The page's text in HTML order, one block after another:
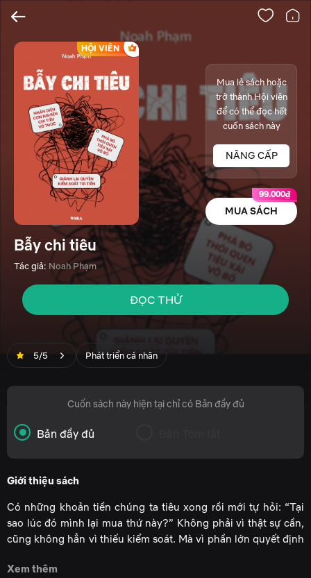
HỘI VIÊN
Mua lẻ sách hoặc
trở thành Hội viên
để có thể đọc hết
cuốn sách này
NÂNG CẤP
MUA SÁCH
99.000₫
Bẫy chi tiêu
Tác giả: Noah Phạm
ĐỌC THỬ
5/5 Phát triển cá nhân
Cuốn sách này hiện tại chỉ có Bản đầy đủ
Bản đầy đủ
Giới thiệu sách
Có những khoản tiền chúng ta tiêu xong rồi mới tự hỏi: “Tại
sao lúc đó mình lại mua thứ này?” Không phải vì thật sự cần,
cũng không hẳn vì thiếu kiểm soát. Mà vì phần lớn quyết định
và những cơ chế tâm lý diễn ra nhanh hơn lý trí.
Xem thêm